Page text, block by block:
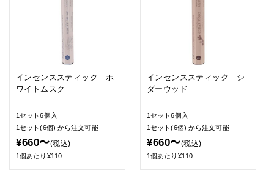
インセンススティック ホ
ワイトムスク
1セット6個入
1セット(6個) から注文可能
¥660〜(税込)
1個あたり¥110
インセンススティック シ
ダーウッド
1セット6個入
1セット(6個) から注文可能
¥660〜(税込)
1個あたり¥110